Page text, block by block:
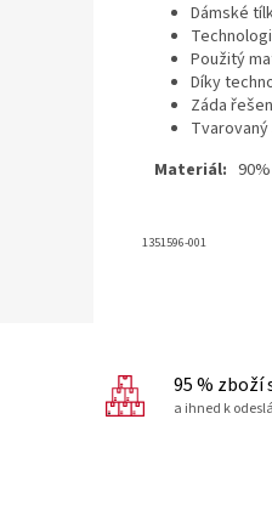
Dámské
Použitý
Díky
Záda
Materiál:
1351596-001
95 % zboží
a ihned k